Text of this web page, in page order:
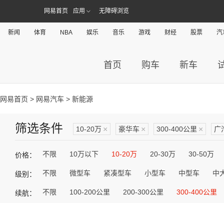
网易首页 应用 无障碍浏览
新闻 体育 NBA 娱乐 音乐 游戏 财经 股票 汽
首页 购车 新车
网易首页 > 网易汽车 > 新能源
筛选条件 10-20万 × 豪华车 × 300-400公里 × 广
价格： 不限 10万以下 10-20万 20-30万 30-50万
级别： 不限 微型车 紧凑型车 小型车 中型车 中
续航： 不限 100-200公里 200-300公里 300-400公里